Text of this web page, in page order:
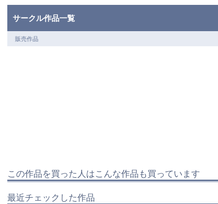
サークル作品一覧
販売作品
この作品を買った人はこんな作品も買っています
最近チェックした作品